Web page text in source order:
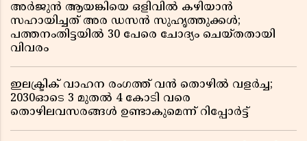
അർജുൻ ആയങ്കിയെ ഒളിവിൽ കഴിയാൻ
സഹായിച്ചത് അര ഡസൻ സുഹൃത്തുക്കൾ;
പത്തനംതിട്ടയിൽ 30 പേരെ ചോദ്യം ചെയ്തതായി
വിവരം ​​​​​​​
ഇലക്ട്രിക് വാഹന രംഗത്ത് വൻ തൊഴിൽ വളർച്ച;
2030ഓടെ 3 മുതൽ 4 കോടി വരെ
തൊഴിലവസരങ്ങൾ ഉണ്ടാകുമെന്ന് റിപ്പോർട്ട്